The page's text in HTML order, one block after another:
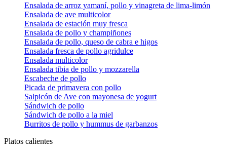
Ensalada de arroz yamaní, pollo y vinagreta de lima-limón
Ensalada de ave multicolor
Ensalada de estación muy fresca
Ensalada de pollo y champiñones
Ensalada de pollo, queso de cabra e higos
Ensalada fresca de pollo agridulce
Ensalada multicolor
Ensalada tibia de pollo y mozzarella
Escabeche de pollo
Picada de primavera con pollo
Salpicón de Ave con mayonesa de yogurt
Sándwich de pollo
Sándwich de pollo a la miel
Burritos de pollo y hummus de garbanzos
Platos calientes